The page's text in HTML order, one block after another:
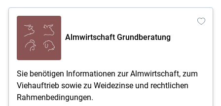
Almwirtschaft Grundberatung
Sie benötigen Informationen zur Almwirtschaft, zum
Viehauftrieb sowie zu Weidezinse und rechtlichen
Rahmenbedingungen.